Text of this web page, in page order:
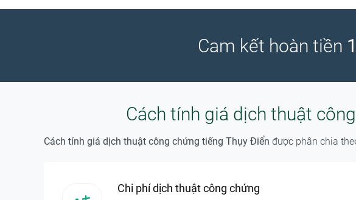
Cam kết hoàn tiền
Cách tính giá dịch thuật
Cách tính giá dịch thuật công chứng tiếng Thụy Điển được phân chia
Chi phí dịch thuật công chứng